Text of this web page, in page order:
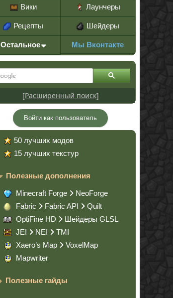
Вики Лаунчеры
Рецепты Шейдеры
Остальное Мы Вконтакте
[Расширенный поиск]
Войти как пользователь
50 лучших модов
15 лучших текстур
Полезные дополнения
Minecraft Forge
NeoForge
Fabric
Fabric API
Quilt
OptiFine HD
Шейдеры GLSL
JEI
NEI
TMI
Xaero’s Map
VoxelMap
Mapwriter
Полезные гайды